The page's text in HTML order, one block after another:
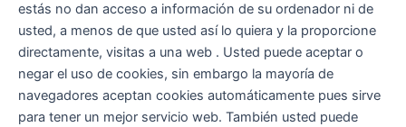
estás no dan acceso a información de su ordenador ni de
usted, a menos de que usted así lo quiera y la proporcione
directamente, visitas a una web . Usted puede aceptar o
negar el uso de cookies, sin embargo la mayoría de
navegadores aceptan cookies automáticamente pues sirve
para tener un mejor servicio web. También usted puede